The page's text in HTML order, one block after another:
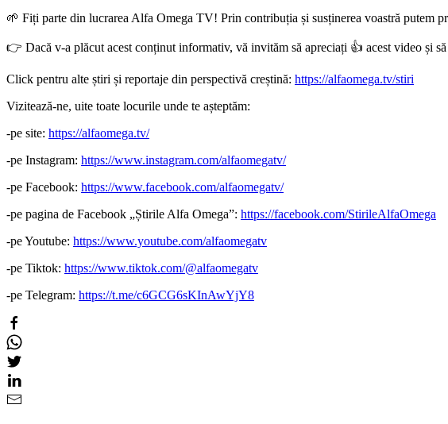
🌱 Fiți parte din lucrarea Alfa Omega TV! Prin contribuția și susținerea voastră putem
👉 Dacă v-a plăcut acest conținut informativ, vă invităm să apreciați 👍 acest video
Click pentru alte știri și reportaje din perspectivă creștină: https://alfaomega.tv/stiri
Vizitează-ne, uite toate locurile unde te așteptăm:
-pe site: https://alfaomega.tv/
-pe Instagram: https://www.instagram.com/alfaomegatv/
-pe Facebook: https://www.facebook.com/alfaomegatv/
-pe pagina de Facebook „Știrile Alfa Omega”: https://facebook.com/StirileAlfaOmega
-pe Youtube: https://www.youtube.com/alfaomegatv
-pe Tiktok: https://www.tiktok.com/@alfaomegatv
-pe Telegram: https://t.me/c6GCG6sKInAwYjY8